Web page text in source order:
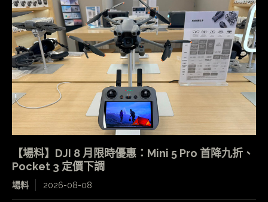
【場料】DJI 8 月限時優惠：Mini 5 Pro 首降九折、
Pocket 3 定價下調
場料 2026-08-08